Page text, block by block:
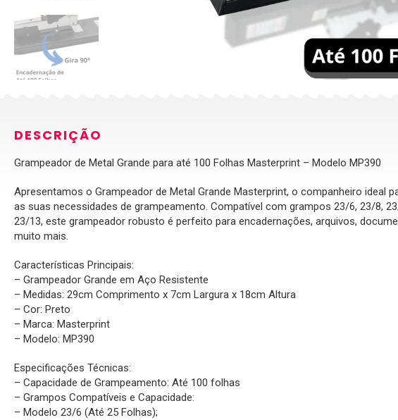
DESCRIÇÃO
Grampeador de Metal Grande para até 100 Folhas Masterprint – Modelo MP390
Apresentamos o Grampeador de Metal Grande Masterprint, o companheiro ideal
as suas necessidades de grampeamento. Compatível com grampos 23/6, 23/8,
23/13, este grampeador robusto é perfeito para encadernações, arquivos,
muito mais.
Características Principais:
– Grampeador Grande em Aço Resistente
– Medidas: 29cm Comprimento x 7cm Largura x 18cm Altura
– Cor: Preto
– Marca: Masterprint
– Modelo: MP390
Especificações Técnicas:
– Capacidade de Grampeamento: Até 100 folhas
– Grampos Compatíveis e Capacidade:
– Modelo 23/6 (Até 25 Folhas);